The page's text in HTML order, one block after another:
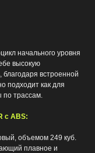
начального уровня
высокую
благодаря встроенной
подходит как для
по трассам.
c ABS:
объемом 249 куб.
плавное и